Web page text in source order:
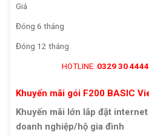
Giá
Đóng 6 tháng
Đóng 12 tháng
HOTLINE: 0329 30 4444
Khuyến mãi gói F200 BASIC
Khuyến mãi lớn lắp đặt
doanh nghiệp/hộ gia đình